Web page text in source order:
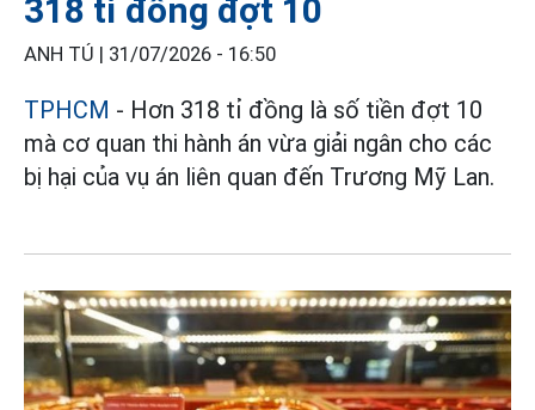
318 tỉ đồng đợt 10
ANH TÚ | 31/07/2026 - 16:50
TPHCM - Hơn 318 tỉ đồng là số tiền đợt 10
mà cơ quan thi hành án vừa giải ngân cho các
bị hại của vụ án liên quan đến Trương Mỹ Lan.